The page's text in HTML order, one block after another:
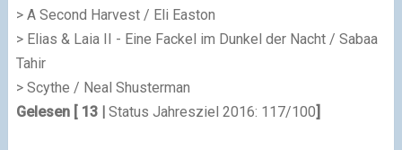
> A Second Harvest / Eli Easton
> Elias & Laia II - Eine Fackel im Dunkel der Nacht / Sabaa
Tahir
> Scythe / Neal Shusterman
Gelesen [ 13 | Status Jahresziel 2016: 117/100]